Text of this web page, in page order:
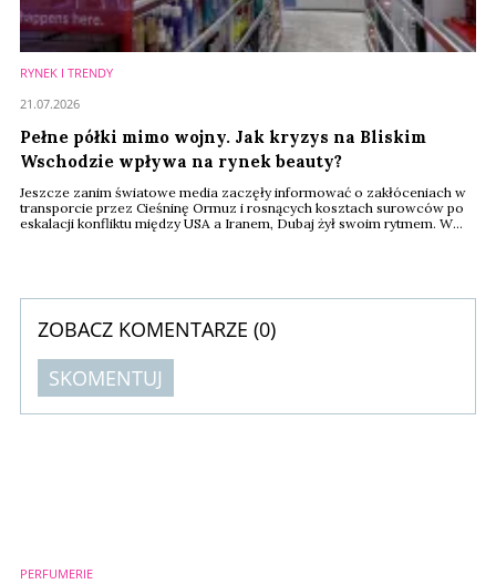
RYNEK I TRENDY
Pełne półki mimo wojny. Jak kryzys na Bliskim
Wschodzie wpływa na rynek beauty?
Jeszcze zanim światowe media zaczęły informować o zakłóceniach w
transporcie przez Cieśninę Ormuz i rosnących kosztach surowców po
eskalacji konfliktu między USA a Iranem, Dubaj żył swoim rytmem. W
21.07.2026
ZOBACZ KOMENTARZE (0)
SKOMENTUJ
PERFUMERIE